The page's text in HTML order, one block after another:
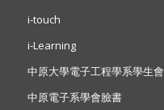
i-touch
i-Learning
中原大學電子工程學系學生會
中原電子系學會臉書